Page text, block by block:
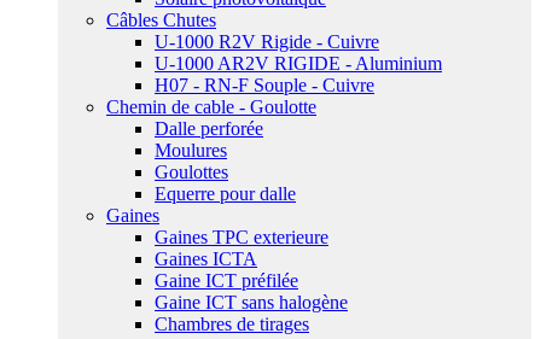
Câbles Chutes
U-1000 R2V Rigide - Cuivre
U-1000 AR2V RIGIDE - Aluminium
H07 - RN-F Souple - Cuivre
Chemin de cable - Goulotte
Dalle perforée
Moulures
Goulottes
Equerre pour dalle
Gaines
Gaines TPC exterieure
Gaines ICTA
Gaine ICT préfilée
Gaine ICT sans halogène
Chambres de tirages